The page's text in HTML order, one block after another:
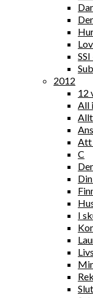
2012
12
All
Att
C
I